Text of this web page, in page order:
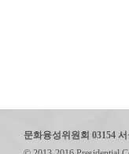
문화융성위원회 03154